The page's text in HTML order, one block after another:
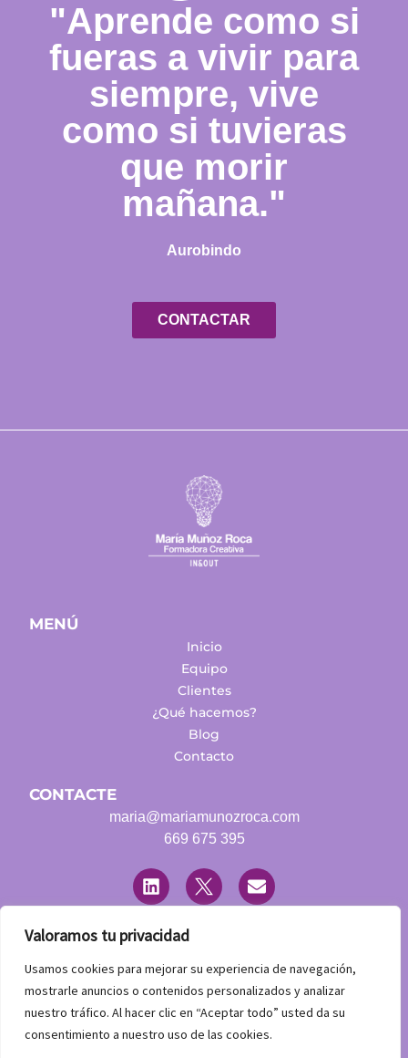
Valoramos tu privacidad
Usamos cookies para mejorar su experiencia de navegación,
mostrarle anuncios o contenidos personalizados y analizar
nuestro tráfico. Al hacer clic en “Aceptar todo” usted da su
consentimiento a nuestro uso de las cookies.
"Aprende como si
fueras a vivir para
siempre, vive
como si tuvieras
que morir
mañana."
Aurobindo
CONTACTAR
MENÚ
Inicio
Equipo
Clientes
¿Qué hacemos?
Blog
Contacto
CONTACTE
maria@mariamunozroca.com
669 675 395
i
n
k
e
d
i
n
w
i
t
r
n
v
e
p
e
Aviso Legal
Política de Privacidad
Declaración de accesibilidad